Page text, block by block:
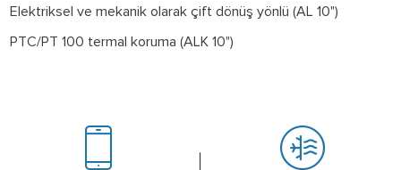
Elektriksel ve mekanik olarak çift dönüş yönlü (AL 10")
PTC/PT 100 termal koruma (ALK 10")